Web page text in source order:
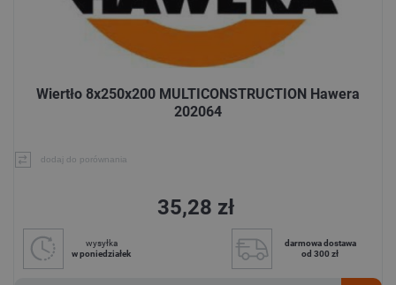
Wiertło 8x250x200 MULTICONSTRUCTION Hawera
202064
dodaj do porównania
35,28 zł
wysyłka
w poniedziałek
darmowa dostawa
od 300 zł